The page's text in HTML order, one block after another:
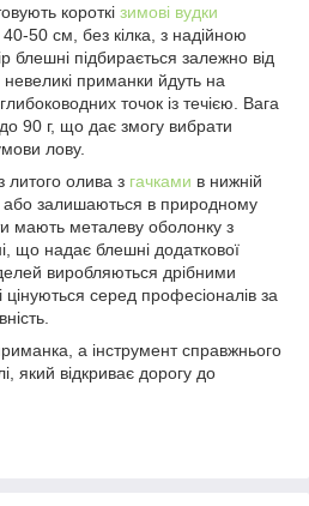
короткі зимові вудки
50 см, без кілка, з надійною
блешні підбирається залежно від
приманки йдуть на
точок із течією. Вага
90 г, що дає змогу вибрати
лову.
литого олива з гачками в нижній
або залишаються в природному
мають металеву оболонку з
що надає блешні додаткової
виробляються дрібними
цінуються серед професіоналів за
а інструмент справжнього
який відкриває дорогу до